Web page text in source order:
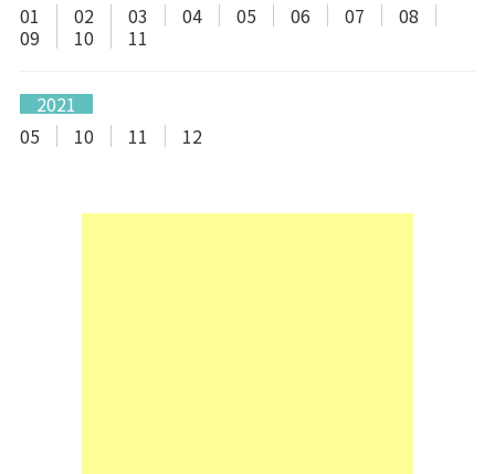
01
02 03 04 05 06 07
08
09
10 11
2021
05
10 11 12